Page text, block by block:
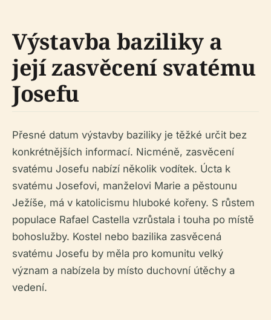
Výstavba baziliky a
její zasvěcení svatému
Josefu
Přesné datum výstavby baziliky je těžké určit bez
konkrétnějších informací. Nicméně, zasvěcení
svatému Josefu nabízí několik vodítek. Úcta k
svatému Josefovi, manželovi Marie a pěstounu
Ježíše, má v katolicismu hluboké kořeny. S růstem
populace Rafael Castella vzrůstala i touha po místě
bohoslužby. Kostel nebo bazilika zasvěcená
svatému Josefu by měla pro komunitu velký
význam a nabízela by místo duchovní útěchy a
vedení.